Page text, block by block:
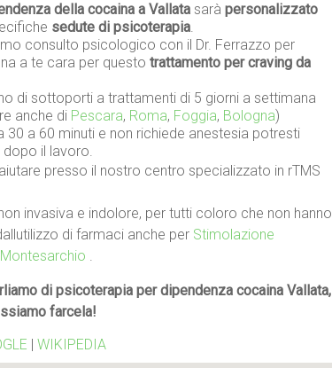
della cocaina a Vallata sarà personalizzato
sedute di psicoterapia.
consulto psicologico con il Dr. Ferrazzo per
a te cara per questo trattamento per craving da
di sottoporti a trattamenti di 5 giorni a settimana
anche di Pescara, Roma, Foggia, Bologna)
a 60 minuti e non richiede anestesia potresti
il lavoro.
presso il nostro centro specializzato in rTMS
invasiva e indolore, per tutti coloro che non hanno
di farmaci anche per Stimolazione
.
di psicoterapia per dipendenza cocaina Vallata,
farcela!
| WIKIPEDIA